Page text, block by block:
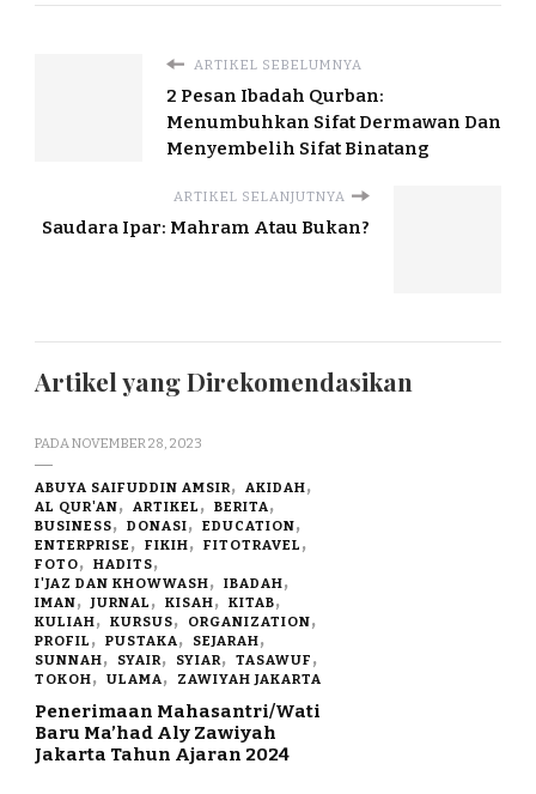
ARTIKEL SEBELUMNYA
2 Pesan Ibadah Qurban:
Menumbuhkan Sifat Dermawan Dan
Menyembelih Sifat Binatang
ARTIKEL SELANJUTNYA
Saudara Ipar: Mahram Atau Bukan?
Artikel yang Direkomendasikan
PADANOVEMBER 28, 2023
ABUYA SAIFUDDIN AMSIR
AKIDAH
AL QUR'AN
ARTIKEL
BERITA
BUSINESS
DONASI
EDUCATION
ENTERPRISE
FIKIH
FITOTRAVEL
FOTO
HADITS
I'JAZ DAN KHOWWASH
IBADAH
IMAN
JURNAL KISAH
KITAB
KULIAH
KURSUS
ORGANIZATION
PROFIL
PUSTAKA
SEJARAH
SUNNAH
SYAIR SYIAR
TASAWUF
TOKOH
ULAMA ZAWIYAH JAKARTA
Penerimaan Mahasantri/Wati
Baru Ma’had Aly Zawiyah
Jakarta Tahun Ajaran 2024